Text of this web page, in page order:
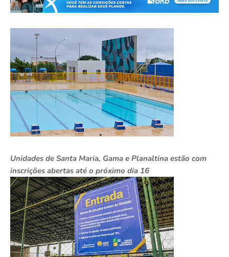
Unidades de Santa Maria, Gama e Planaltina estão com
inscrições abertas até o próximo dia 16